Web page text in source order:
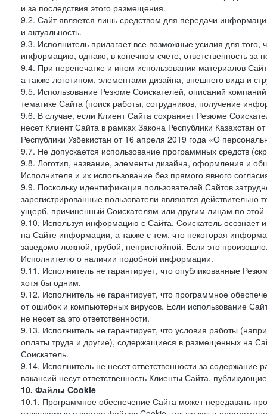
и за последствия этого размещения.
9.2. Сайт является лишь средством для передачи
и актуальность.
9.3. Исполнитель прилагает все возможные усилия для
информацию, однако, в конечном счете, ответственность за
9.4. При перепечатке и ином использовании материалов
а также логотипом, элементами дизайна, внешнего вида и
9.5. Использование Резюме Соискателей, описаний
тематике Сайта (поиск работы, сотрудников, получение
9.6. В случае, если Клиент Сайта сохраняет Резюме
несет Клиент Сайта в рамках Закона Республики
Республики Узбекистан от 16 апреля 2019 года «О
9.7. Не допускается использование программных средств
9.8. Логотип, название, элементы дизайна, оформления и
Исполнителя и их использование без прямого явного
9.9. Поскольку идентификация пользователей Сайтов
зарегистрированные пользователи являются
ущерб, причиненный Соискателям или другим лицам по этой
9.10. Используя информацию с Сайта, Соискатель осознает
на Сайте информации, а также с тем, что некоторая
заведомо ложной, грубой, непристойной. Если это
Исполнителю о наличии подобной информации.
9.11. Исполнитель не гарантирует, что опубликованные
хотя бы одним.
9.12. Исполнитель не гарантирует, что программное
от ошибок и компьютерных вирусов. Если использование
не несет за это ответственности.
9.13. Исполнитель не гарантирует, что условия работы
оплаты труда и другие), содержащиеся в размещенных на
Соискатель.
9.14. Исполнитель не несет ответственности за
вакансий несут ответственность Клиенты Сайта,
10. Файлы Cookie
10.1. Программное обеспечение Сайта может передавать